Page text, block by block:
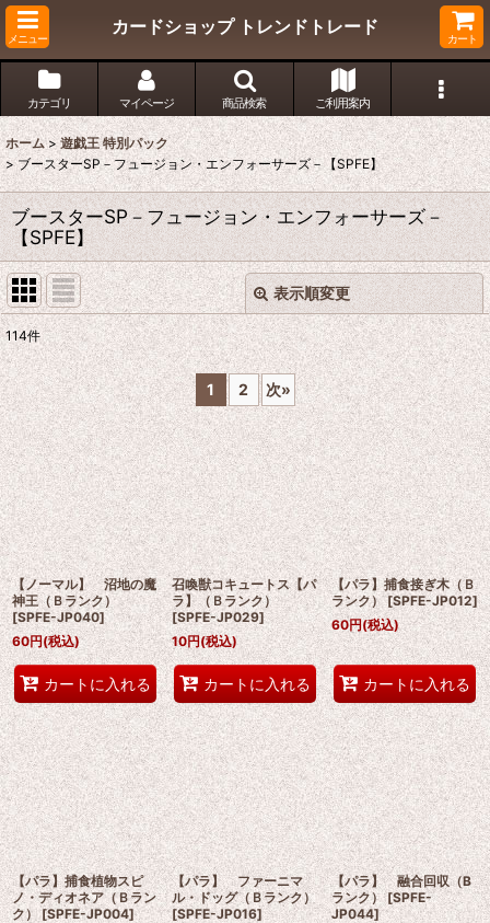
メニュー
カードショップ トレンドトレード
カート
カテゴリ マイページ 商品検索 ご利用案内
ホーム > 遊戯王 特別パック
> ブースターSP－フュージョン・エンフォーサーズ－【SPFE】
ブースターSP－フュージョン・エンフォーサーズ－
【SPFE】
表示順変更
表示数:
在庫あり
並び順:
絞り込む
閉じる
114件
1 2 次»
【ノーマル】 沼地の魔
神王（Ｂランク）
[SPFE-JP040]
60円(税込)
カートに入れる
召喚獣コキュートス【パ
ラ】（Ｂランク）
[SPFE-JP029]
10円(税込)
カートに入れる
【パラ】捕食接ぎ木（Ｂ
ランク） [SPFE-JP012]
60円(税込)
カートに入れる
【パラ】捕食植物スピ
ノ・ディオネア（Ｂラン
ク） [SPFE-JP004]
【パラ】 ファーニマ
ル・ドッグ（Ｂランク）
[SPFE-JP016]
【パラ】 融合回収（B
ランク） [SPFE-
JP044]